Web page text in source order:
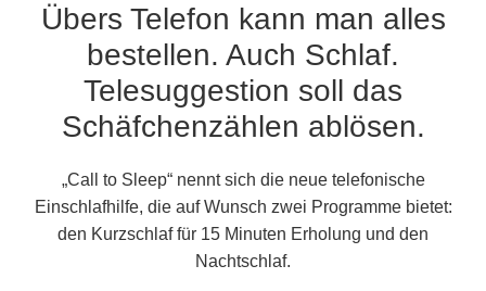
Übers Telefon kann man alles
bestellen. Auch Schlaf.
Telesuggestion soll das
Schäfchenzählen ablösen.
„Call to Sleep“ nennt sich die neue telefonische
Einschlafhilfe, die auf Wunsch zwei Programme bietet:
den Kurzschlaf für 15 Minuten Erholung und den
Nachtschlaf.